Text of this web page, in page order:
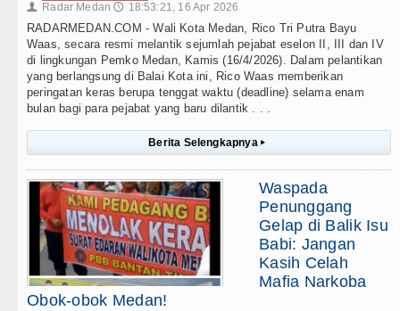
👤 Radar Medan 🕔 18:53:21, 16 Apr 2026
RADARMEDAN.COM - Wali Kota Medan, Rico Tri Putra Bayu
Waas, secara resmi melantik sejumlah pejabat eselon II, III dan IV
di lingkungan Pemko Medan, Kamis (16/4/2026). Dalam pelantikan
yang berlangsung di Balai Kota ini, Rico Waas memberikan
peringatan keras berupa tenggat waktu (deadline) selama enam
bulan bagi para pejabat yang baru dilantik . . .
Berita Selengkapnya ▸
Waspada
Penunggang
Gelap di Balik Isu
Babi: Jangan
Kasih Celah
Mafia Narkoba
Obok-obok Medan!